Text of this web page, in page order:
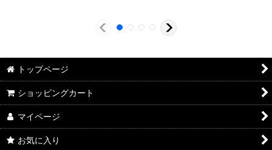
トップページ
ショッピングカート
マイページ
お気に入り